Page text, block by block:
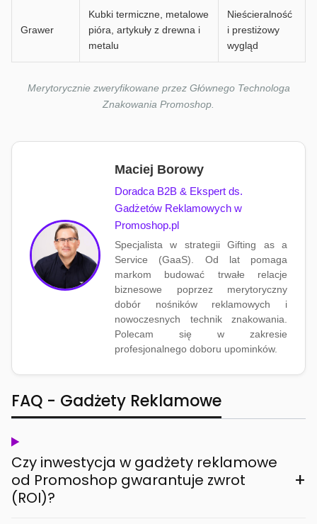
Grawer
Kubki termiczne, metalowe
pióra, artykuły z drewna i
metalu
Nieścieralność
i prestiżowy
wygląd
Merytorycznie zweryfikowane przez Głównego Technologa
Znakowania Promoshop.
Maciej Borowy
Doradca B2B & Ekspert ds.
Gadżetów Reklamowych w
Promoshop.pl
Specjalista w strategii Gifting as a
Service (GaaS). Od lat pomaga
markom budować trwałe relacje
biznesowe poprzez merytoryczny
dobór nośników reklamowych i
nowoczesnych technik znakowania.
Polecam się w zakresie
profesjonalnego doboru upominków.
FAQ - Gadżety Reklamowe
Czy inwestycja w gadżety reklamowe
od Promoshop gwarantuje zwrot
(ROI)?
+